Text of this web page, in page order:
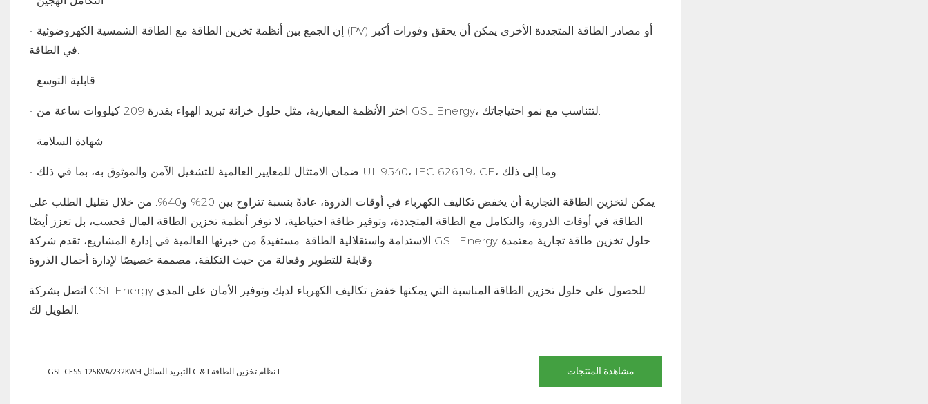
- إن الجمع بين أنظمة تخزين الطاقة مع الطاقة الشمسية الكهروضوئية (PV) أو مصادر الطاقة المتجددة الأخرى يمكن أن يحقق وفورات أكبر
- قابلية التوسع
- شهادة السلامة
يمكن لتخزين الطاقة التجارية أن يخفض تكاليف الكهرباء في أوقات الذروة، عادةً بنسبة تتراوح بين 20% و40%. من خلال تقليل الطلب على
الطاقة في أوقات الذروة، والتكامل مع الطاقة المتجددة، وتوفير طاقة احتياطية، لا توفر أنظمة تخزين الطاقة المال فحسب، بل تعزز أيضًا
الاستدامة واستقلالية الطاقة. مستفيدةً من خبرتها العالمية في إدارة المشاريع، تقدم شركة GSL Energy حلول تخزين طاقة تجارية معتمدة
اتصل بشركة GSL Energy للحصول على حلول تخزين الطاقة المناسبة التي يمكنها خفض تكاليف الكهرباء لديك وتوفير الأمان على المدى
GSL-CESS-125KVA/232KWH التبريد السائل C & I نظام تخزين الطاقة I مشاهدة المنتجات